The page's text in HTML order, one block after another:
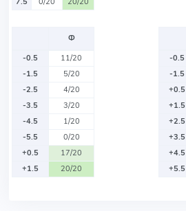
Ф
-0.5
11/20
-1.5
5/20
-2.5
4/20
-3.5
3/20
-4.5
1/20
-5.5
0/20
+0.5
17/20
+1.5
20/20
-0.5
-1.5
+0.5
+1.5
+2.5
+3.5
+4.5
+5.5